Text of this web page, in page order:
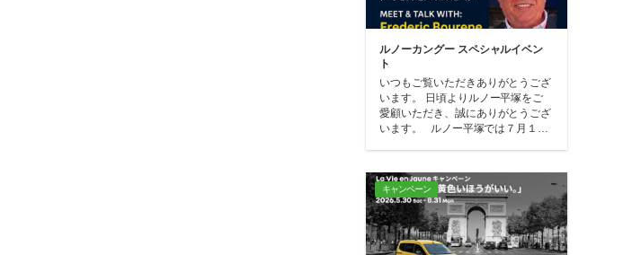
ルノーカングー スペシャルイベン
ト
いつもご覧いただきありがとうござ
います。 日頃よりルノー平塚をご
愛顧いただき、誠にありがとうござ
います。 ルノー平塚では７月１…
キャンペーン